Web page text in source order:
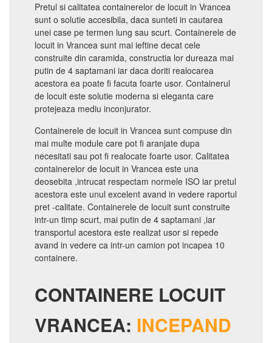
Pretul si calitatea containerelor de locuit in Vrancea
sunt o solutie accesibila, daca sunteti in cautarea
unei case pe termen lung sau scurt. Containerele de
locuit in Vrancea sunt mai ieftine decat cele
construite din caramida, constructia lor dureaza mai
putin de 4 saptamani iar daca doriti realocarea
acestora ea poate fi facuta foarte usor. Containerul
de locuit este solutie moderna si eleganta care
protejeaza mediu inconjurator.
Containerele de locuit in Vrancea sunt compuse din
mai multe module care pot fi aranjate dupa
necesitati sau pot fi realocate foarte usor. Calitatea
containerelor de locuit in Vrancea este una
deosebita ,intrucat respectam normele ISO iar pretul
acestora este unul excelent avand in vedere raportul
pret -calitate. Containerele de locuit sunt construite
intr-un timp scurt, mai putin de 4 saptamani ,iar
transportul acestora este realizat usor si repede
avand in vedere ca intr-un camion pot incapea 10
containere.
CONTAINERE LOCUIT
VRANCEA: INCEPAND